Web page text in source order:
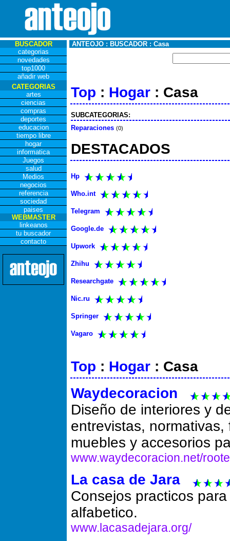
BUSCADOR
categorias
novedades
top1000
añadir web
ANTEOJO : BUSCADOR : Casa
CATEGORIAS
artes
ciencias
compras
deportes
educacion
tiempo libre
hogar
informatica
Juegos
salud
Medios
negocios
referencia
sociedad
paises
WEBMASTER
linkeanos
tu buscador
contacto
Top : Hogar : Casa
SUBCATEGORIAS:
Reparaciones (0)
DESTACADOS
Hp
Who.int
Telegram
Google.de
Upwork
Zhihu
Researchgate
Nic.ru
Springer
Vagaro
Top : Hogar : Casa
Waydecoracion
Diseño de interiores y
entrevistas,
muebles y accesorios
www.waydecoracion.net/
La casa de Jara
Consejos practicos
alfabetico.
www.lacasadejara.org/